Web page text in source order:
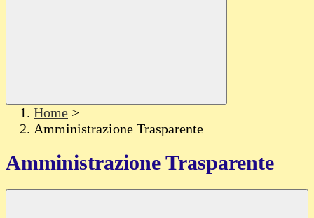
Home >
Amministrazione Trasparente
Amministrazione Trasparente